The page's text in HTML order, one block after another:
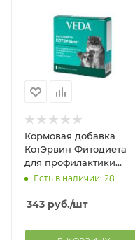
Кормовая добавка
КотЭрвин Фитодиета
для профилактики
мочекаменной болезни
по 10 мл
Есть в наличии: 28
343 руб./шт